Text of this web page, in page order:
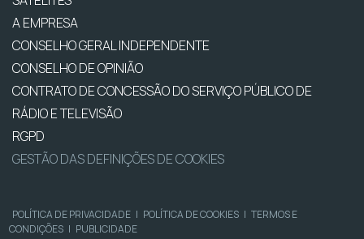
A EMPRESA
CONSELHO GERAL INDEPENDENTE
CONSELHO DE OPINIÃO
CONTRATO DE CONCESSÃO DO SERVIÇO PÚBLICO DE
RÁDIO E TELEVISÃO
RGPD
GESTÃO DAS DEFINIÇÕES DE COOKIES
POLÍTICA DE PRIVACIDADE | POLÍTICA DE COOKIES | TERMOS E
CONDIÇÕES | PUBLICIDADE